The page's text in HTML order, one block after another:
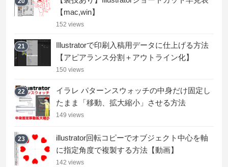
【mac,win】
152 views
21
Illustratorで印刷入稿用データに仕上げる方法
【アピアランス分割＋アウトライン化】
150 views
22
イラレ パターンスウォッチの中身だけ固定し
たまま「移動、拡大縮小」させる方法
149 views
23
illustrator回転コピーでオブジェクト中心を軸
に指定角度で複製する方法【動画】
142 views